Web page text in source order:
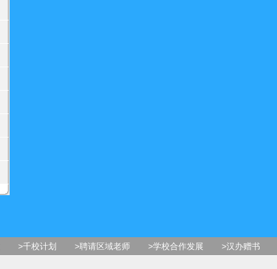
>千校计划 >聘请区域老师 >学校合作发展 >汉办赠书